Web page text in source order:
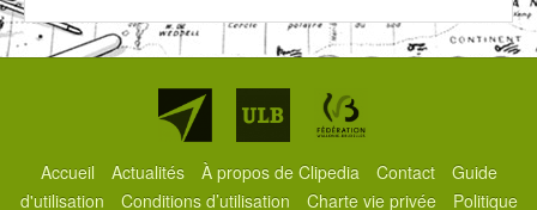
Partenaires
Accueil Actualités À propos de Clipedia Contact
Guide
d'utilisation
Conditions d’utilisation Charte vie privée Politique